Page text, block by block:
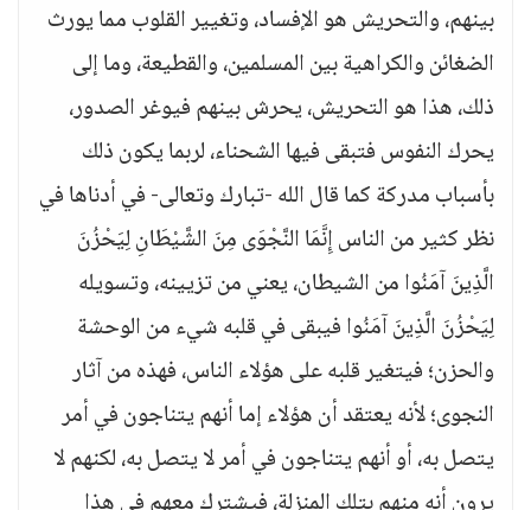
بينهم، والتحريش هو الإفساد، وتغيير القلوب مما يورث
الضغائن والكراهية بين المسلمين، والقطيعة، وما إلى
ذلك، هذا هو التحريش، يحرش بينهم فيوغر الصدور،
يحرك النفوس فتبقى فيها الشحناء، لربما يكون ذلك
بأسباب مدركة كما قال الله -تبارك وتعالى- في أدناها في
نظر كثير من الناس إِنَّمَا النَّجْوَى مِنَ الشَّيْطَانِ لِيَحْزُنَ
الَّذِينَ آمَنُوا من الشيطان، يعني من تزيينه، وتسويله
لِيَحْزُنَ الَّذِينَ آمَنُوا فيبقى في قلبه شيء من الوحشة
والحزن؛ فيتغير قلبه على هؤلاء الناس، فهذه من آثار
النجوى؛ لأنه يعتقد أن هؤلاء إما أنهم يتناجون في أمر
يتصل به، أو أنهم يتناجون في أمر لا يتصل به، لكنهم لا